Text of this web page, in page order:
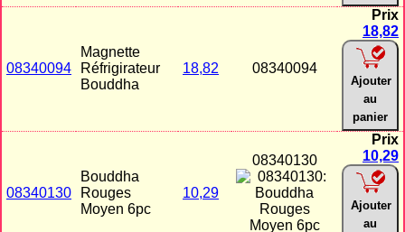
08340094
Magnette
Réfrigirateur
Bouddha
18,82 08340094
Prix
18,82
Ajouter
au
panier
08340130
Bouddha
Rouges
Moyen 6pc
10,29
08340130
Prix
10,29
Ajouter
au